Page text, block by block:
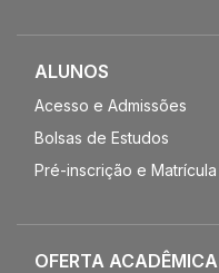
ALUNOS
Acesso e Admissões
Bolsas de Estudos
Pré-inscrição e Matrícula
OFERTA ACADÊMICA